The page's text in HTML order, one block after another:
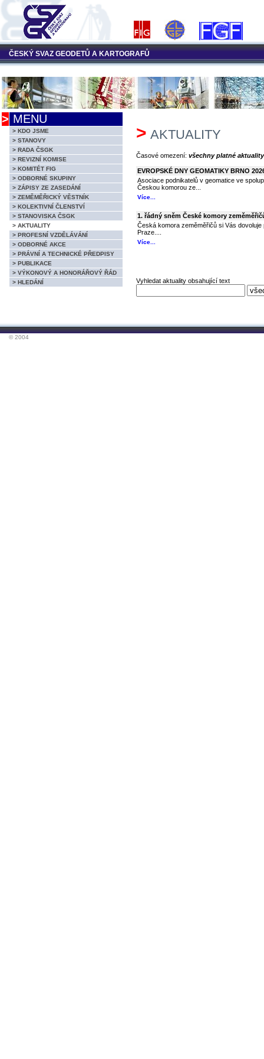
ČESKÝ SVAZ GEODETŮ A KARTOGRAFŮ
> MENU
> KDO JSME
> STANOVY
> RADA ČSGK
> REVIZNÍ KOMISE
> KOMITÉT FIG
> ODBORNÉ SKUPINY
> ZÁPISY ZE ZASEDÁNÍ
> ZEMĚMĚŘICKÝ VĚSTNÍK
> KOLEKTIVNÍ ČLENSTVÍ
> STANOVISKA ČSGK
> AKTUALITY
> PROFESNÍ VZDĚLÁVÁNÍ
> ODBORNÉ AKCE
> PRÁVNÍ A TECHNICKÉ PŘEDPISY
> PUBLIKACE
> VÝKONOVÝ A HONORÁŘOVÝ ŘÁD
> HLEDÁNÍ
> AKTUALITY
Časové omezení: všechny platné aktuality
EVROPSKÉ DNY GEOMATIKY BRNO
Asociace podnikatelů v geomatice ve
Českou komorou ze...
Více...
1. řádný sněm České komory
Česká komora zeměměřičů si Vás
Praze....
Více...
Vyhledat aktuality obsahující text
© 2004